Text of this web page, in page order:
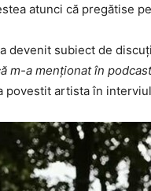
atunci că pregătise
devenit subiect de
m-a menționat în
povestit artista în